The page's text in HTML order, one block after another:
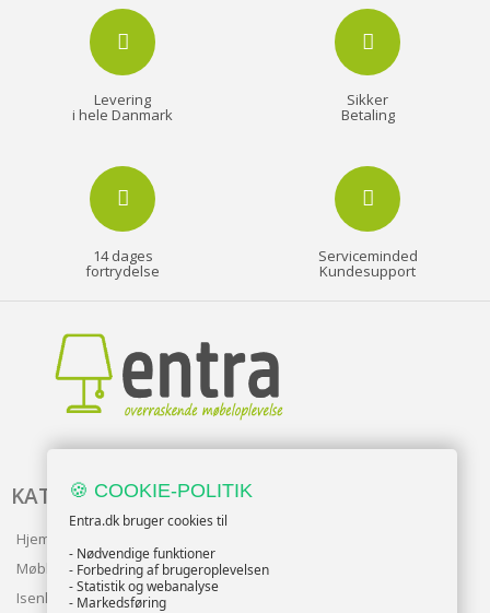
Levering
i hele Danmark
Sikker
Betaling
14 dages
fortrydelse
Serviceminded
Kundesupport
KATALOG
Hjem & Have
Møbler
Isenkram
🍪 COOKIE-POLITIK
Entra.dk bruger cookies til
- Nødvendige funktioner
- Forbedring af brugeroplevelsen
- Statistik og webanalyse
- Markedsføring